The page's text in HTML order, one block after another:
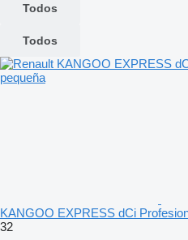
Todos
Todos
KANGOO EXPRESS dCi
32